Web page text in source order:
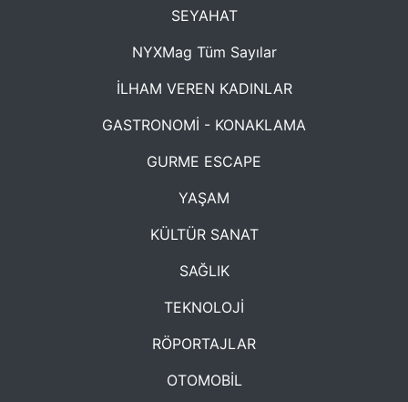
SEYAHAT
NYXMag Tüm Sayılar
İLHAM VEREN KADINLAR
GASTRONOMİ - KONAKLAMA
GURME ESCAPE
YAŞAM
KÜLTÜR SANAT
SAĞLIK
TEKNOLOJİ
RÖPORTAJLAR
OTOMOBİL